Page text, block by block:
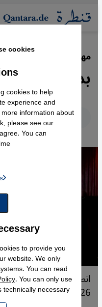
Direkt zum Inhalt springen
مهرجان باليناله
بديل بنكهة
Deutsch
English
2026. (Photo: Palinale / Marie-Alice Morel)
cookies.
to provide you
website. We only
You can read
. You can only use
necessary.
cookies to help
experience and
information about
please see our
You can
Youtube Embed
Connect
Maps Embed